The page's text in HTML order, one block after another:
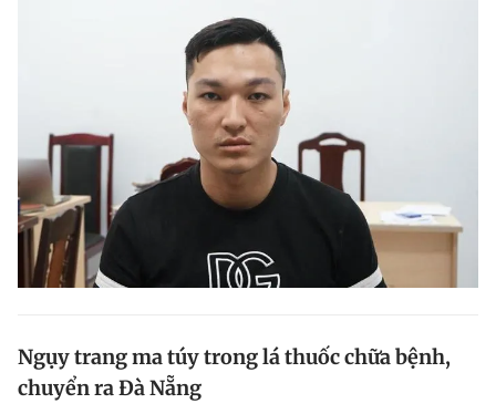
Hotline
0906 645 777
Liên hệ quảng cáo
0908 780 404
Đặt báo RSS Tòa soạn Chính sách bảo
Phó tổng biên tập: Lâm Hiếu Dũng
Phó tổng biên tập: Trần Việt Hưng
Tổng thư ký tòa soạn: Đức Trung
Ngụy trang ma túy trong lá thuốc chữa bệnh,
chuyển ra Đà Nẵng